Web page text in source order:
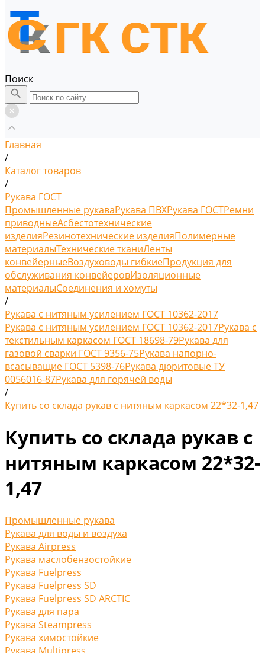
Поиск
Главная
/
Каталог товаров
/
Рукава ГОСТ
Промышленные рукаваРукава ПВХРукава ГОСТРемни
приводныеАсбестотехнические
изделияРезинотехнические изделияПолимерные
материалыТехнические тканиЛенты
конвейерныеВоздуховоды гибкиеПродукция для
обслуживания конвейеровИзоляционные
материалыСоединения и хомуты
/
Рукава с нитяным усилением ГОСТ 10362-2017
Рукава с нитяным усилением ГОСТ 10362-2017Рукава с
текстильным каркасом ГОСТ 18698-79Рукава для
газовой сварки ГОСТ 9356-75Рукава напорно-
всасыващие ГОСТ 5398-76Рукава дюритовые ТУ
0056016-87Рукава для горячей воды
/
Купить со склада рукав с нитяным каркасом 22*32-1,47
Купить со склада рукав с
нитяным каркасом 22*32-
1,47
Промышленные рукава
Рукава для воды и воздуха
Рукава Airpress
Рукава маслобензостойкие
Рукава Fuelpress
Рукава Fuelpress SD
Рукава Fuelpress SD ARCTIC
Рукава для пара
Рукава Steampress
Рукава химостойкие